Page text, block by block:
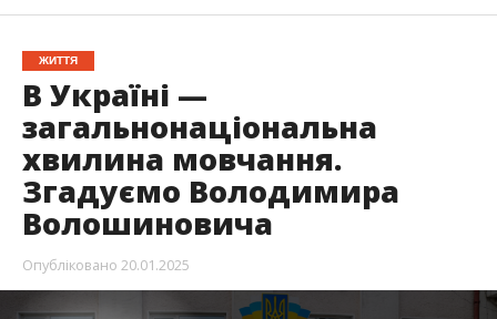
ЖИТТЯ
В Україні —
загальнонаціональна
хвилина мовчання.
Згадуємо Володимира
Волошиновича
Опубліковано 20.01.2025